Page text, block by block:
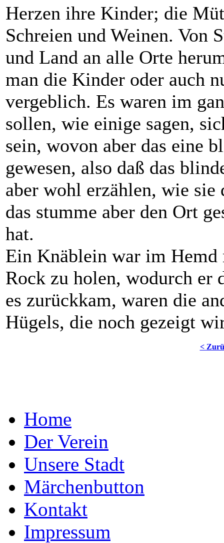
Herzen ihre Kinder; die
Schreien und Weinen. Von
und Land an alle Orte
man die Kinder oder auch
vergeblich. Es waren im
sollen, wie einige sagen,
sein, wovon aber das eine
gewesen, also daß das
aber wohl erzählen, wie
das stumme aber den Ort
hat.
Ein Knäblein war im Hemd
Rock zu holen, wodurch er
es zurückkam, waren die
Hügels, die noch gezeigt
<
Home
Der Verein
Unsere Stadt
Märchenbutton
Kontakt
Impressum